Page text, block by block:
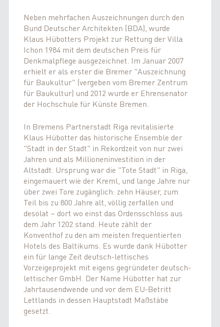
Neben mehrfachen Auszeichnungen durch den
Bund Deutscher Architekten (BDA), wurde
Klaus Hübotters Projekt zur Rettung der Villa
Ichon 1984 mit dem deutschen Preis für
Denkmalpflege ausgezeichnet. Im Januar 2007
erhielt er als erster die Bremer "Auszeichnung
für Baukultur" (vergeben vom Bremer Zentrum
für Baukultur) und 2012 wurde er Ehrensenator
der Hochschule für Künste Bremen.
In Bremens Partnerstadt Riga revitalisierte
Klaus Hübotter das historische Ensemble der
"Stadt in der Stadt" in Rekordzeit von nur zwei
Jahren und als Millioneninvestition in der
Altstadt. Ursprung war die "Tote Stadt" in Riga,
eingemauert wie der Kreml, und lange Jahre nur
über zwei Tore zugänglich: zehn Häuser, zum
Teil bis zu 800 Jahre alt, völlig zerfallen und
desolat – dort wo einst das Ordensschloss aus
dem Jahr 1202 stand. Heute zählt der
Konventhof zu den am meisten frequentierten
Hotels des Baltikums. Es wurde dank Hübotter
ein für lange Zeit deutsch-lettisches
Vorzeigeprojekt mit eigens gegründeter deutsch-
lettischer GmbH. Der Name Hübotter hat zur
Jahrtausendwende und vor dem EU-Betritt
Lettlands in dessen Hauptstadt Maßstäbe
gesetzt.